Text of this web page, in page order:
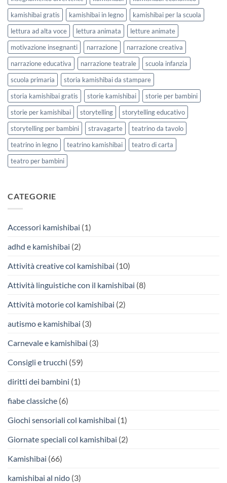
kamishibai gratis
kamishibai in legno
kamishibai per la scuola
lettura ad alta voce
lettura animata
letture animate
motivazione insegnanti
narrazione
narrazione creativa
narrazione educativa
narrazione teatrale
scuola infanzia
scuola primaria
storia kamishibai da stampare
storia kamishibai gratis
storie kamishibai
storie per bambini
storie per kamishibai
storytelling
storytelling educativo
storytelling per bambini
stravagarte
teatrino da tavolo
teatrino in legno
teatrino kamishibai
teatro di carta
teatro per bambini
CATEGORIE
Accessori kamishibai (1)
adhd e kamishibai (2)
Attività creative col kamishibai (10)
Attività linguistiche con il kamishibai (8)
Attività motorie col kamishibai (2)
autismo e kamishibai (3)
Carnevale e kamishibai (3)
Consigli e trucchi (59)
diritti dei bambini (1)
fiabe classiche (6)
Giochi sensoriali col kamishibai (1)
Giornate speciali col kamishibai (2)
Kamishibai (66)
kamishibai al nido (3)